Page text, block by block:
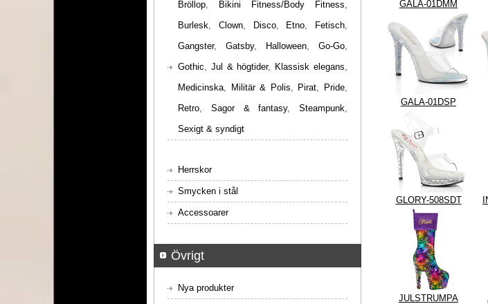
GALA-01DMM
GALA-01DSP
GLORY-508SDT
JULSTRUMPA
Bröllop, Bikini Fitness/Body Fitness,
Burlesk, Clown, Disco, Etno, Fetisch,
Gangster, Gatsby, Halloween, Go-Go,
Gothic, Jul & högtider, Klassisk elegans,
Medicinska, Militär & Polis, Pirat, Pride,
Retro, Sagor & fantasy, Steampunk,
Sexigt & syndigt
Herrskor
Smycken i stål
Accessoarer
Övrigt
Nya produkter